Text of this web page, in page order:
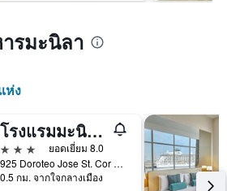
รมะนิลา
ห่ง
โรงแรมมะนิลาแกรนด์โอเปร่า
3 ดาว
ยอดเยี่ยม 8.0
925 Doroteo Jose St. Cor Rizal Ave., มะนิลา, ฟิลิปปินส์
0.5 กม. จากใจกลางเมือง